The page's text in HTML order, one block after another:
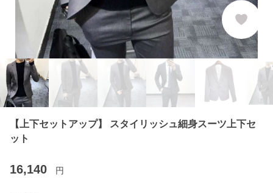
【上下セットアップ】 スタイリッシュ細身スーツ上下セ
ット
16,140 円